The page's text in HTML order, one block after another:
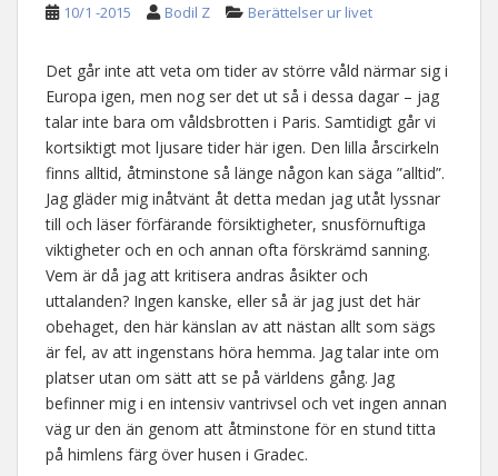
10/1 -2015 Bodil Z Berättelser ur livet
Det går inte att veta om tider av större våld närmar sig i
Europa igen, men nog ser det ut så i dessa dagar – jag
talar inte bara om våldsbrotten i Paris. Samtidigt går vi
kortsiktigt mot ljusare tider här igen. Den lilla årscirkeln
finns alltid, åtminstone så länge någon kan säga ”alltid”.
Jag gläder mig inåtvänt åt detta medan jag utåt lyssnar
till och läser förfärande försiktigheter, snusförnuftiga
viktigheter och en och annan ofta förskrämd sanning.
Vem är då jag att kritisera andras åsikter och
uttalanden? Ingen kanske, eller så är jag just det här
obehaget, den här känslan av att nästan allt som sägs
är fel, av att ingenstans höra hemma. Jag talar inte om
platser utan om sätt att se på världens gång. Jag
befinner mig i en intensiv vantrivsel och vet ingen annan
väg ur den än genom att åtminstone för en stund titta
på himlens färg över husen i Gradec.